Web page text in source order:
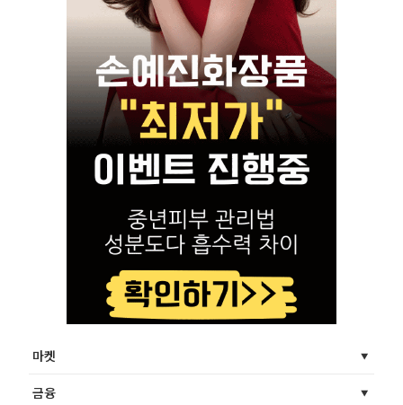
마켓
금융